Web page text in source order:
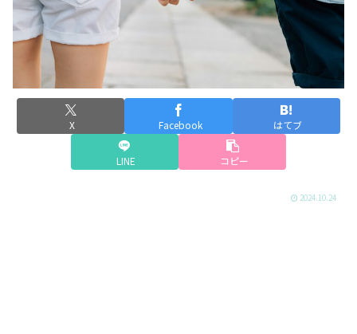
X Facebook はてブ
LINE コピー
2024.10.24